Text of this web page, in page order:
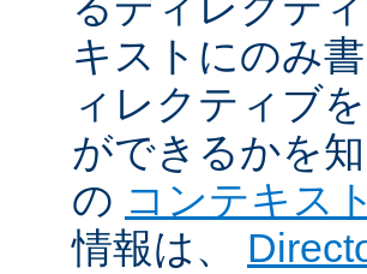
キストにのみ
ィレクティブ
ができるかを
の コンテキスト
情報は、